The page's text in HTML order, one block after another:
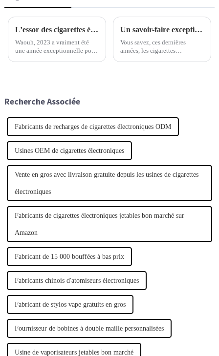
L’essor des cigarettes électroniques jetables en 2023 : analyse des tendances du marché et des préférences des utilisateurs
Waouh, 2023 a vraiment été
une année exceptionnelle pour
Un savoir-faire exceptionnel venu de Chine : les meilleures cigarettes électroniques jetables au monde
Vous savez, ces dernières
années, les cigarettes
Recherche Associée
Fabricants de recharges de cigarettes électroniques ODM
Usines OEM de cigarettes électroniques
Vente en gros avec livraison gratuite depuis les usines de cigarettes
électroniques
Fabricants de cigarettes électroniques jetables bon marché sur
Amazon
Fabricant de 15 000 bouffées à bas prix
Fabricants chinois d'atomiseurs électroniques
Fabricant de stylos vape gratuits en gros
Fournisseur de bobines à double maille personnalisées
Usine de vaporisateurs jetables bon marché